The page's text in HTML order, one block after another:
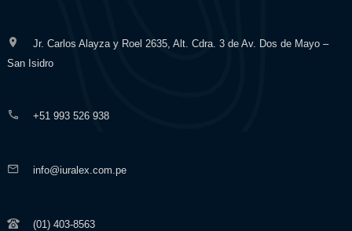
Jr. Carlos Alayza y Roel 2635, Alt. Cdra. 3 de Av. Dos de Mayo –
San Isidro
+51 993 526 938
info@iuralex.com.pe
(01) 403-8563